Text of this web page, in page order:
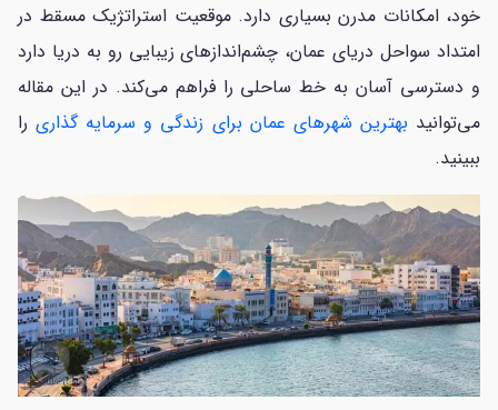
خود، امکانات مدرن بسیاری دارد. موقعیت استراتژیک مسقط در
امتداد سواحل دریای عمان، چشم‌اندازهای زیبایی رو به دریا دارد
و دسترسی آسان به خط ساحلی را فراهم می‌کند. در این مقاله
می‌توانید بهترین شهرهای عمان برای زندگی و سرمایه گذاریرا
ببینید.